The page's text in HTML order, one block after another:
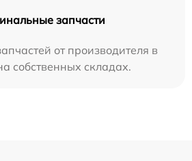
запчасти
от производителя в
собственных складах.